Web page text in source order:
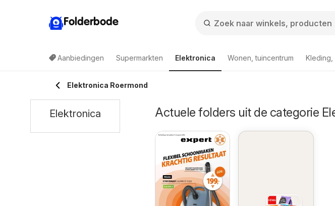
Folderbode
Aanbiedingen Supermarkten Elektronica Wonen, tuincentrum Kleding,
Elektronica Roermond
Actuele folders uit de categorie
Elektronica